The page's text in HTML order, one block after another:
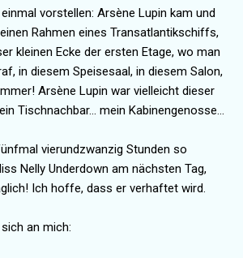
vorstellen: Arsène Lupin kam und
Rahmen eines Transatlantikschiffs,
kleinen Ecke der ersten Etage, wo man
in diesem Speisesaal, in diesem Salon,
Arsène Lupin war vielleicht dieser
Tischnachbar... mein Kabinengenosse...
vierundzwanzig Stunden so
Nelly Underdown am nächsten Tag,
Ich hoffe, dass er verhaftet wird.
an mich: